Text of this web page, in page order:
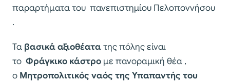
παραρτήματα του πανεπιστημίου Πελοποννήσου
.
Τα βασικά αξιοθέατατης πόλης είναι
το Φράγκικο κάστρο με πανοραμική θέα ,
ο Μητροπολιτικός ναός της Υπαπαντής του